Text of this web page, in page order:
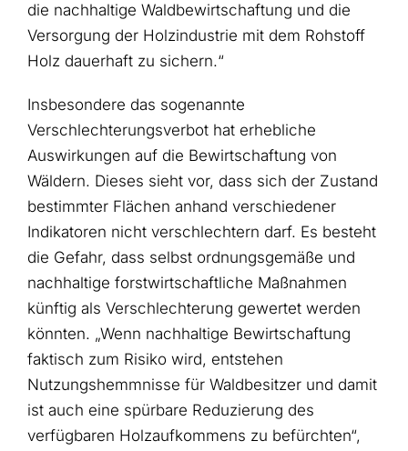
die nachhaltige Waldbewirtschaftung und die
Versorgung der Holzindustrie mit dem Rohstoff
Holz dauerhaft zu sichern.“
Insbesondere das sogenannte
Verschlechterungsverbot hat erhebliche
Auswirkungen auf die Bewirtschaftung von
Wäldern. Dieses sieht vor, dass sich der Zustand
bestimmter Flächen anhand verschiedener
Indikatoren nicht verschlechtern darf. Es besteht
die Gefahr, dass selbst ordnungsgemäße und
nachhaltige forstwirtschaftliche Maßnahmen
künftig als Verschlechterung gewertet werden
könnten. „Wenn nachhaltige Bewirtschaftung
faktisch zum Risiko wird, entstehen
Nutzungshemmnisse für Waldbesitzer und damit
ist auch eine spürbare Reduzierung des
verfügbaren Holzaufkommens zu befürchten“,